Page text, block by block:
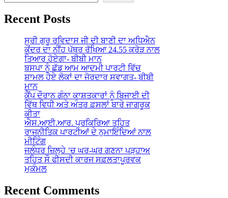
Recent Posts
ਸ੍ਰੀ ਗੁਰੂ ਰਵਿਦਾਸ ਜੀ ਦੀ ਬਾਣੀ ਦਾ ਅਧਿਐਨ
ਕੇਂਦਰ ਦਾ ਨੀਂਹ ਪੱਥਰ ਰੱਖਿਆ 24.55 ਕਰੋੜ ਨਾਲ
ਤਿਆਰ ਹੋਏਗਾ- ਬੀਬੀ ਮਾਨ
ਬਸਪਾ ਨੂੰ ਛੱਡ ਆਮ ਆਦਮੀ ਪਾਰਟੀ ਵਿੱਚ
ਸ਼ਾਮਲ ਹੋਏ ਲੋਕਾਂ ਦਾ ਜੋਰਦਾਰ ਸਵਾਗਤ- ਬੀਬੀ
ਮਾਨ
ਕੈਂਪ ਦੌਰਾਨ ਗੰਨਾ ਕਾਸ਼ਤਕਾਰਾਂ ਨੂੰ ਬਿਜਾਈ ਦੀ
ਵਿੱਥ ਵਿਧੀ ਅਤੇ ਅੰਤਰ ਫ਼ਸਲਾਂ ਬਾਰੇ ਜਾਗਰੂਕ
ਕੀਤਾ
ਐਸ.ਆਈ.ਆਰ. ਪ੍ਰਕਿਰਿਆ ਤਹਿਤ
ਰਾਜਨੀਤਿਕ ਪਾਰਟੀਆਂ ਦੇ ਨੁਮਾਇੰਦਿਆਂ ਨਾਲ
ਮੀਟਿੰਗ
ਜਲੰਧਰ ਜ਼ਿਲ੍ਹੇ ’ਚ ਘਰ-ਘਰ ਗਣਨਾ ਪੜ੍ਹਾਅ
ਤਹਿਤ ਸੌ ਫੀਸਦੀ ਕਾਰਜ ਸਫ਼ਲਤਾਪੂਰਵਕ
ਮੁਕੰਮਲ
Recent Comments